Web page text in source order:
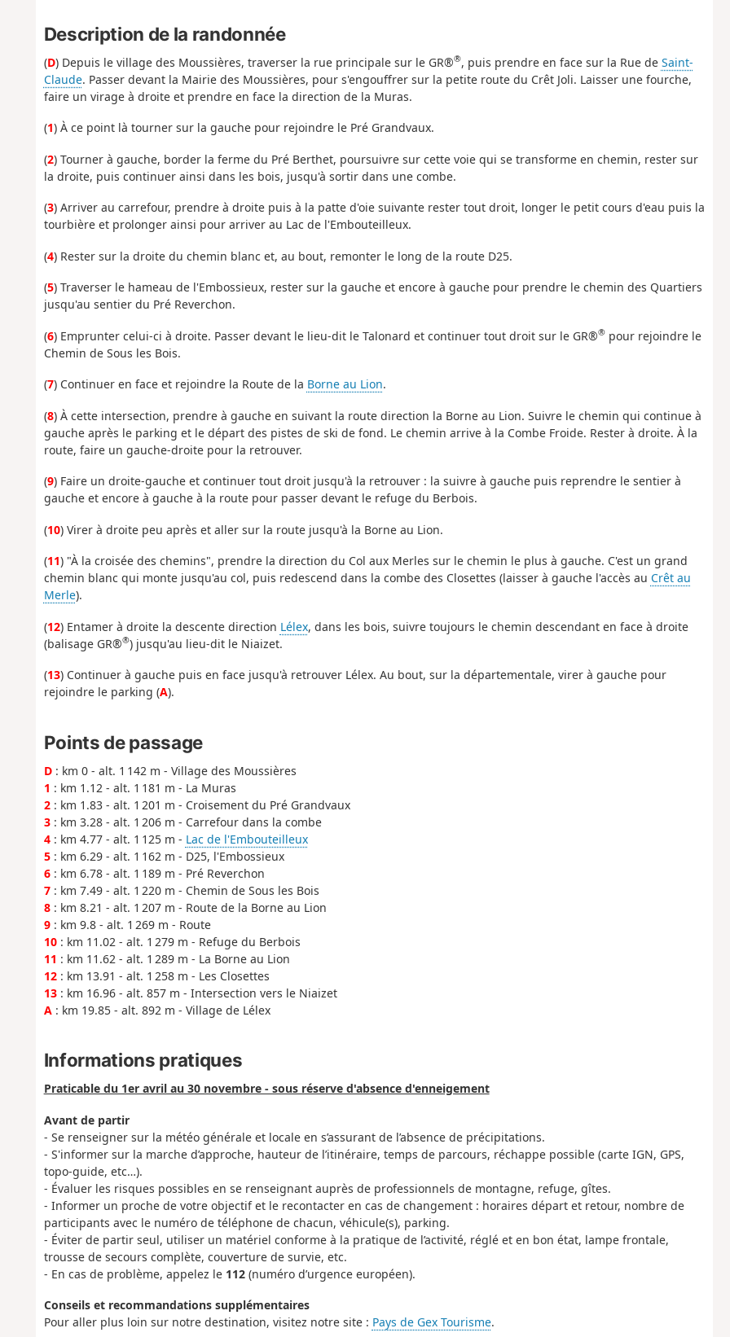
Description de la randonnée
(D) Depuis le village des Moussières, traverser la rue principale sur le GR®®, puis prendre en face sur la Rue de Saint-
Claude. Passer devant la Mairie des Moussières, pour s'engouffrer sur la petite route du Crêt Joli. Laisser une fourche,
faire un virage à droite et prendre en face la direction de la Muras.
(1) À ce point là tourner sur la gauche pour rejoindre le Pré Grandvaux.
(2) Tourner à gauche, border la ferme du Pré Berthet, poursuivre sur cette voie qui se transforme en chemin, rester sur
la droite, puis continuer ainsi dans les bois, jusqu'à sortir dans une combe.
(3) Arriver au carrefour, prendre à droite puis à la patte d'oie suivante rester tout droit, longer le petit cours d'eau puis la
tourbière et prolonger ainsi pour arriver au Lac de l'Embouteilleux.
(4) Rester sur la droite du chemin blanc et, au bout, remonter le long de la route D25.
(5) Traverser le hameau de l'Embossieux, rester sur la gauche et encore à gauche pour prendre le chemin des Quartiers
jusqu'au sentier du Pré Reverchon.
(6) Emprunter celui-ci à droite. Passer devant le lieu-dit le Talonard et continuer tout droit sur le GR®®pour rejoindre le
Chemin de Sous les Bois.
(7) Continuer en face et rejoindre la Route de la Borne au Lion.
(8) À cette intersection, prendre à gauche en suivant la route direction la Borne au Lion. Suivre le chemin qui continue à
gauche après le parking et le départ des pistes de ski de fond. Le chemin arrive à la Combe Froide. Rester à droite. À la
route, faire un gauche-droite pour la retrouver.
(9) Faire un droite-gauche et continuer tout droit jusqu'à la retrouver : la suivre à gauche puis reprendre le sentier à
gauche et encore à gauche à la route pour passer devant le refuge du Berbois.
(10) Virer à droite peu après et aller sur la route jusqu'à la Borne au Lion.
(11) "À la croisée des chemins", prendre la direction du Col aux Merles sur le chemin le plus à gauche. C'est un grand
chemin blanc qui monte jusqu'au col, puis redescend dans la combe des Closettes (laisser à gauche l'accès au Crêt au
Merle).
(12) Entamer à droite la descente direction Lélex, dans les bois, suivre toujours le chemin descendant en face à droite
(balisage GR®®) jusqu'au lieu-dit le Niaizet.
(13) Continuer à gauche puis en face jusqu'à retrouver Lélex. Au bout, sur la départementale, virer à gauche pour
rejoindre le parking (A).
Points de passage
D: km 0 - alt. 1 142 m - Village des Moussières
1 : km 1.12 - alt. 1 181 m - La Muras
2: km 1.83 - alt. 1 201 m - Croisement du Pré Grandvaux
3: km 3.28 - alt. 1 206 m - Carrefour dans la combe
4: km 4.77 - alt. 1 125 m - Lac de l'Embouteilleux
5: km 6.29 - alt. 1 162 m - D25, l'Embossieux
6: km 6.78 - alt. 1 189 m - Pré Reverchon
7: km 7.49 - alt. 1 220 m - Chemin de Sous les Bois
8: km 8.21 - alt. 1 207 m - Route de la Borne au Lion
9: km 9.8 - alt. 1 269 m - Route
10: km 11.02 - alt. 1 279 m - Refuge du Berbois
11 : km 11.62 - alt. 1 289 m - La Borne au Lion
12: km 13.91 - alt. 1 258 m - Les Closettes
13: km 16.96 - alt. 857 m - Intersection vers le Niaizet
A: km 19.85 - alt. 892 m - Village de Lélex
Informations pratiques
Praticable du 1er avril au 30 novembre - sous réserve d'absence d'enneigement
Avant de partir
- Se renseigner sur la météo générale et locale en s’assurant de l’absence de précipitations.
- S'informer sur la marche d’approche, hauteur de l’itinéraire, temps de parcours, réchappe possible (carte IGN, GPS,
topo-guide, etc…).
- Évaluer les risques possibles en se renseignant auprès de professionnels de montagne, refuge, gîtes.
- Informer un proche de votre objectif et le recontacter en cas de changement : horaires départ et retour, nombre de
participants avec le numéro de téléphone de chacun, véhicule(s), parking.
- Éviter de partir seul, utiliser un matériel conforme à la pratique de l’activité, réglé et en bon état, lampe frontale,
trousse de secours complète, couverture de survie, etc.
- En cas de problème, appelez le 112(numéro d’urgence européen).
Conseils et recommandations supplémentaires
Pour aller plus loin sur notre destination, visitez notre site : Pays de Gex Tourisme.